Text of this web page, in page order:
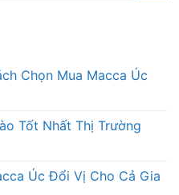
Chọn Mua Macca Úc
Tốt Nhất Thị Trường
Úc Đổi Vị Cho Cả Gia